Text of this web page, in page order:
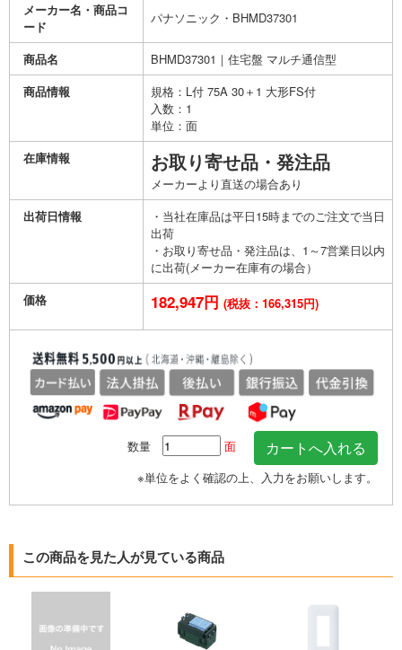
メーカー名・商品コ
ード
パナソニック・BHMD37301
商品名
BHMD37301｜住宅盤 マルチ通信型
商品情報
規格：L付 75A 30＋1 大形FS付
入数：1
単位：面
在庫情報
お取り寄せ品・発注品
メーカーより直送の場合あり
出荷日情報
・当社在庫品は平日15時までのご注文で当日
出荷
・お取り寄せ品・発注品は、1～7営業日以内
に出荷(メーカー在庫有の場合）
価格
182,947円 (税抜：166,315円)
数量
面
※単位をよく確認の上、入力をお願いします。
この商品を見た人が見ている商品